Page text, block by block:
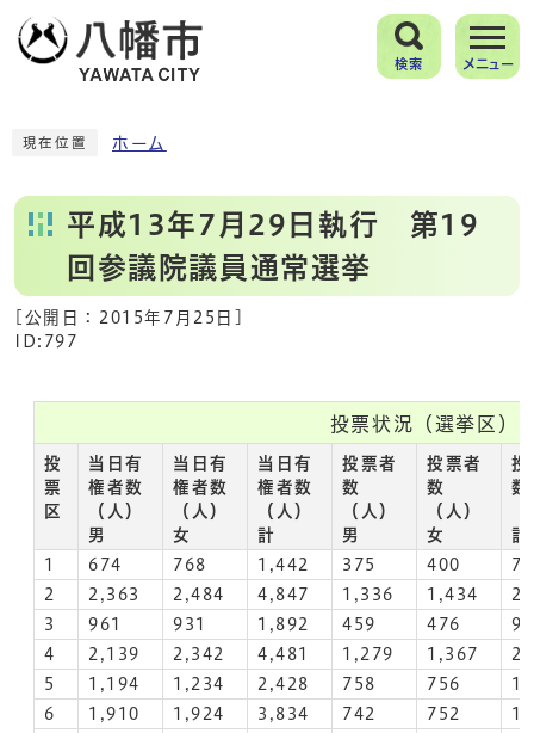
検索 メニュー
現在位置 ホーム
平成13年7月29日執行 第19
回参議院議員通常選挙
[公開日： 2015年7月25日
ID:797
投票状況（選挙区）
投
票
区
当日有
権者数
（人）
男
当日有
権者数
（人）
女
当日有
権者数
（人）
計
投票者
数
（人）
男
投票者
数
（人）
女
投
数
計
1
674 768 1,442 375 400
2
2,363 2,484 4,847 1,336 1,434
3
961 931 1,892 459 476
4
2,139 2,342 4,481 1,279 1,367
5
1,194 1,234 2,428 758 756
6
1,910 1,924 3,834 742 752